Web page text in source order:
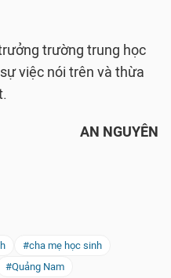
trường trung học
việc nói trên và thừa
AN NGUYÊN
#cha mẹ học sinh
#Quảng Nam